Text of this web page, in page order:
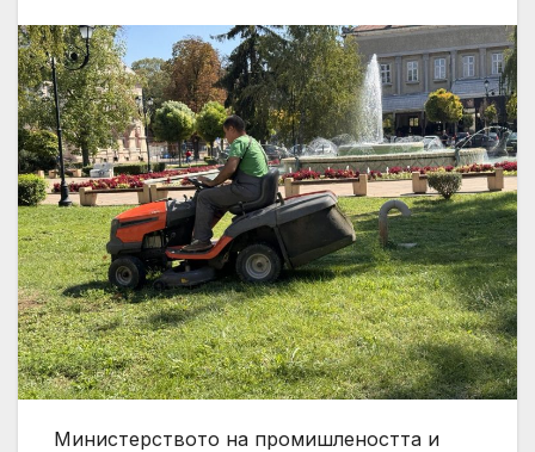
Министерството на промишлеността и